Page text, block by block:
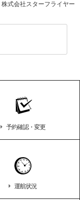
株式会社スターフライヤー
予約確認・変更
運航状況